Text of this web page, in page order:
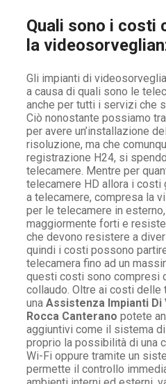
Quali sono i costi
la
Gli impianti di
a causa di quali sono le
anche per tutti i servizi che
Ciò nonostante possiamo
per avere un’installazione
risoluzione, ma che
registrazione H24, si
telecamere. Mentre per
telecamere HD allora i costi
a telecamere, compresa la
per le telecamere in
maggiormente forti e
che devono resistere a
quindi i costi possono
telecamera fino ad un
questi costi sono compresi
collaudo. Oltre ai costi delle
una Assistenza Impianti
Rocca Canterano potete
aggiuntivi come il sistema
proprio la possibilità di una
Wi-Fi oppure tramite un
permette il controllo